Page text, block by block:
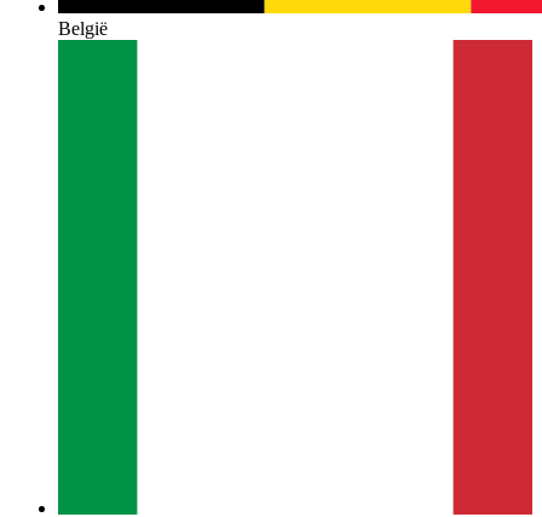
België